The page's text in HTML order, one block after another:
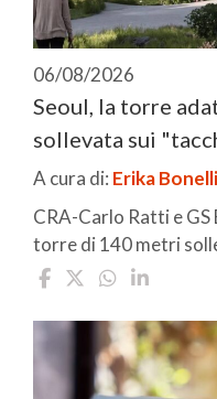
06/08/2026
Seoul, la torre
sollevata sui
A cura di: Erika Bonelli
CRA-Carlo Ratti e GS
torre di 140 metri